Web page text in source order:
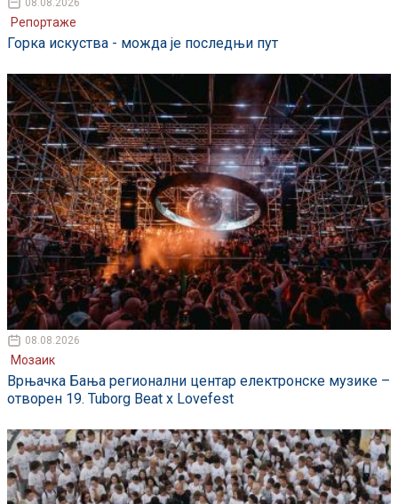
08.08.2026
Репортаже
Горка искуства - можда је последњи пут
08.08.2026
Мозаик
Врњачка Бања регионални центар електронске музике –
отворен 19. Tuborg Beat x Lovefest